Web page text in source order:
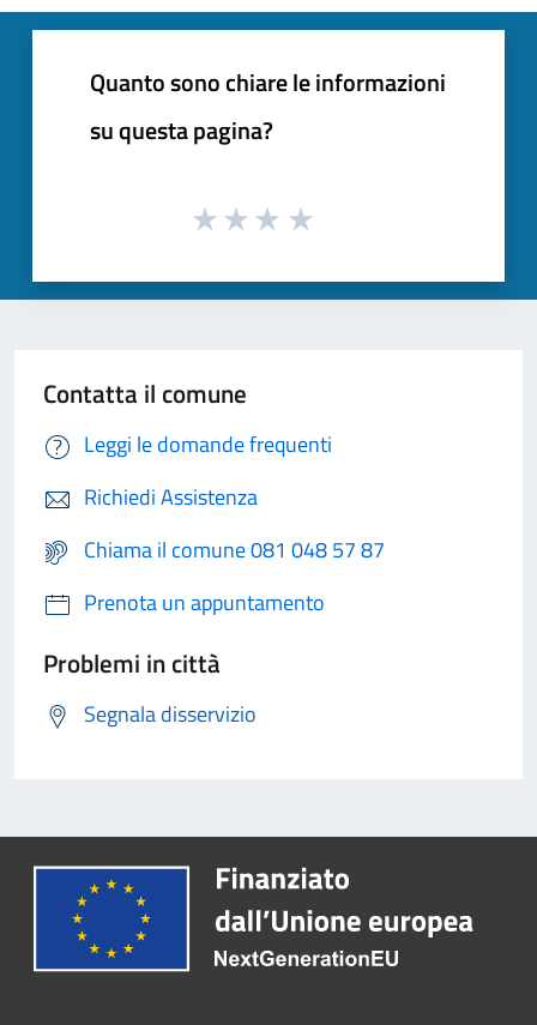
Quanto sono chiare le informazioni
su questa pagina?
Contatta il comune
Leggi le domande frequenti
Richiedi Assistenza
Chiama il comune 081 048 57 87
Prenota un appuntamento
Problemi in città
Segnala disservizio